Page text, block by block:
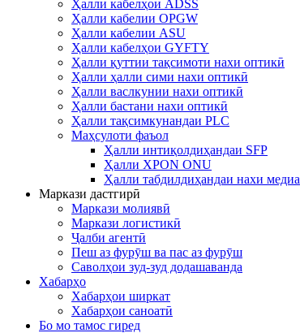
Ҳалли кабелҳои ADSS
Ҳалли кабелии OPGW
Ҳалли кабелии ASU
Ҳалли кабелҳои GYFTY
Ҳалли қуттии тақсимоти нахи оптикӣ
Ҳалли ҳалли сими нахи оптикӣ
Ҳалли васлкунии нахи оптикӣ
Ҳалли бастани нахи оптикӣ
Ҳалли тақсимкунандаи PLC
Маҳсулоти фаъол
Ҳалли интиқолдиҳандаи SFP
Ҳалли XPON ONU
Ҳалли табдилдиҳандаи нахи медиа
Маркази дастгирӣ
Маркази молиявӣ
Маркази логистикӣ
Ҷалби агентӣ
Пеш аз фурӯш ва пас аз фурӯш
Саволҳои зуд-зуд додашаванда
Хабарҳо
Хабарҳои ширкат
Хабарҳои саноатӣ
Бо мо тамос гиред